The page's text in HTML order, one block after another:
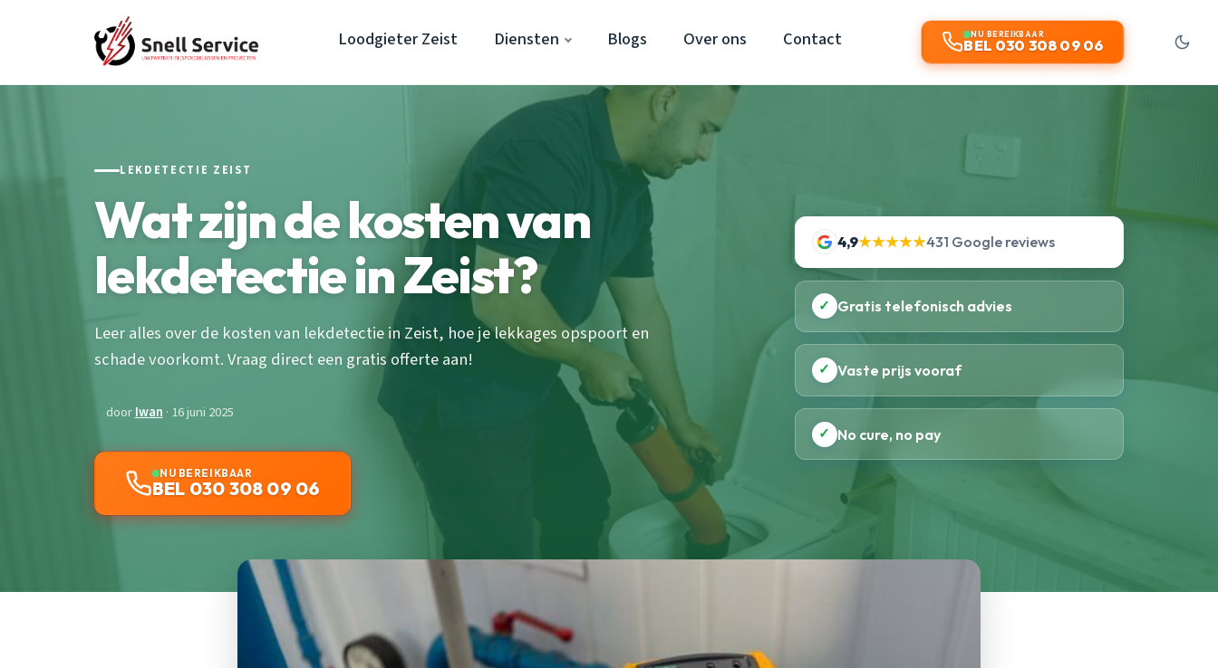
Loodgieter Zeist Diensten Blogs Over ons Contact NU BEREIKBAAR
BEL 030 308 09 06
LEKDETECTIE ZEIST
Wat zijn de kosten van
lekdetectie in Zeist?
Leer alles over de kosten van lekdetectie in Zeist, hoe je lekkages opspoort en
schade voorkomt. Vraag direct een gratis offerte aan!
doorIwan · 16 juni 2025
NU BEREIKBAAR
BEL 030 308 09 06
4,9★★★★★431 Google reviews
✓ Gratis telefonisch advies
✓ Vaste prijs vooraf
✓ No cure, no pay